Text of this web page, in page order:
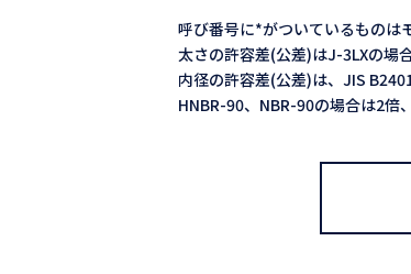
呼び番号に*がついているものは
太さの許容差(公差)はJ-3LXの場
内径の許容差(公差)は、JIS
HNBR-90、NBR-90の場合は2倍